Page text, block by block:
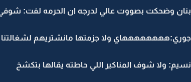
بنان وضحكت بصووت عالي لدرجه ان الحرمه لفت: شوفي
جوري:ههههههههاي ولا جزمتها مانشتريهم لشغالتنا
نسيم: ولا شوف المناكير اللي حاطته يقالها بتكشخ